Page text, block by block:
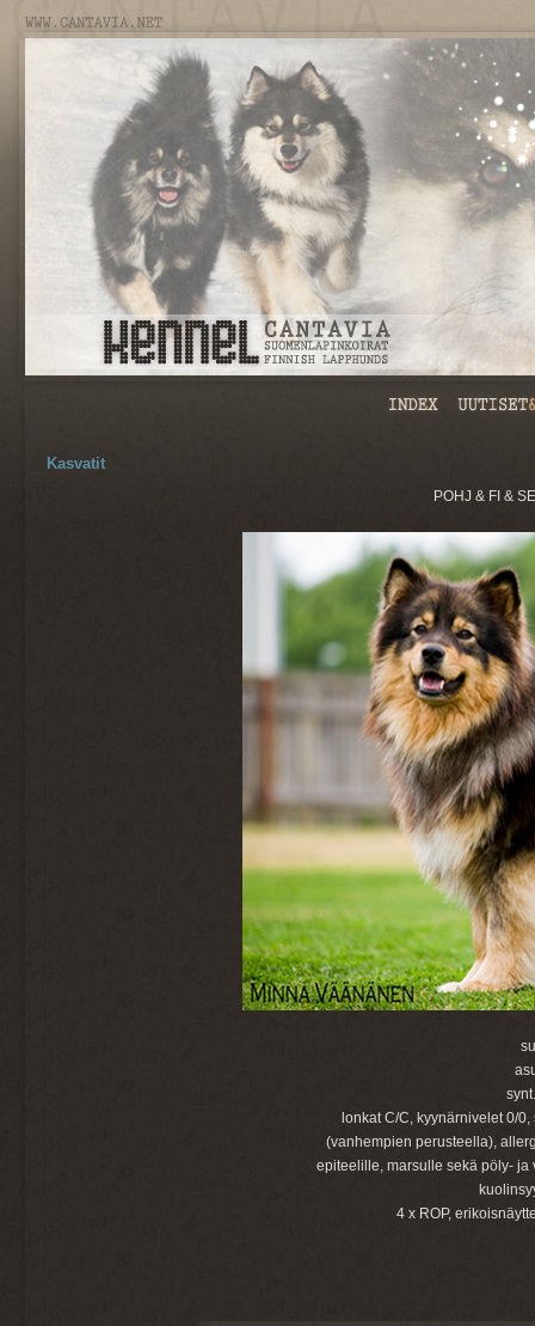
Kasvatit
POHJ & FI &
lonkat C/C, kyynärnivelet 0/
(vanhempien perusteella),
epiteelille, marsulle sekä pöly-
4 x ROP,